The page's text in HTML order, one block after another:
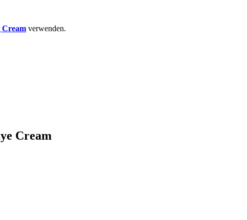
Cream verwenden.
Cream